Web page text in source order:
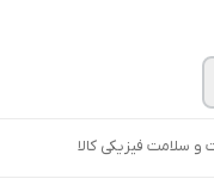
و سلامت فیزیکی کالا